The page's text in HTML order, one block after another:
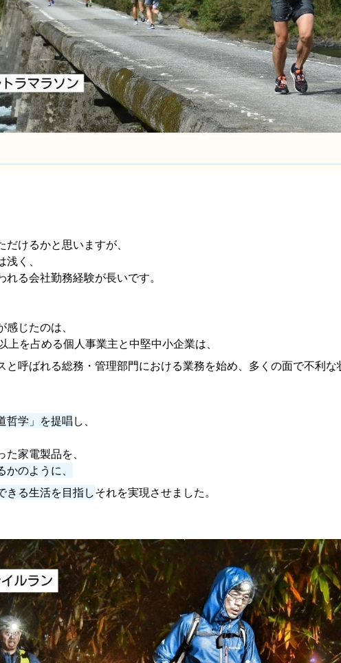
けるかと思いますが、
く、
る会社勤務経験が長いです。
じたのは、
を占める個人事業主と中堅中小企業は、
と呼ばれる総務・管理部門における業務を始め、多くの面で不利
哲学」を提唱し、
家電製品を、
のように、
きる生活を目指しそれを実現させました。